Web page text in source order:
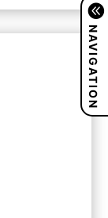
NAVIGATION